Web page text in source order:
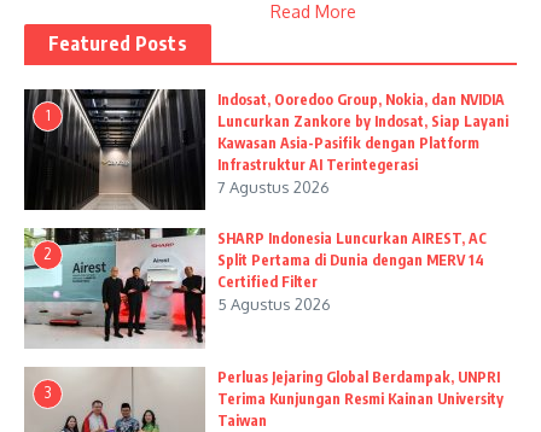
Read More
Featured Posts
1
Indosat, Ooredoo Group, Nokia, dan NVIDIA
Luncurkan Zankore by Indosat, Siap Layani
Kawasan Asia-Pasifik dengan Platform
Infrastruktur AI Terintegerasi
7 Agustus 2026
2
SHARP Indonesia Luncurkan AIREST, AC
Split Pertama di Dunia dengan MERV 14
Certified Filter
5 Agustus 2026
3
Perluas Jejaring Global Berdampak, UNPRI
Terima Kunjungan Resmi Kainan University
Taiwan